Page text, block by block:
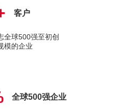
客户
全球500强至初创
模的企业
全球500强企业